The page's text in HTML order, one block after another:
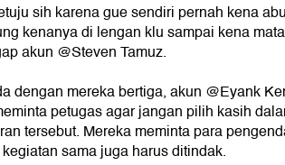
sih karena gue sendiri pernah kena
kenanya di lengan klu sampai kena
akun @Steven Tamuz.
dengan mereka bertiga, akun @Eyank
petugas agar jangan pilih kasih
tersebut. Mereka meminta para
sama juga harus ditindak.